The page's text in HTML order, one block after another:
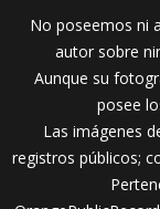
No poseemos ni
autor sobre
Aunque su
posee
Las imágenes
registros públicos;